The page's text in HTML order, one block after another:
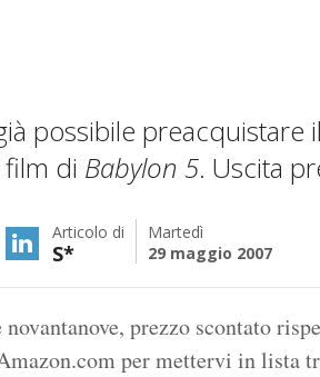
possibile preacquistare
di Babylon 5. Uscita
Articolo di
S*
Martedì
29 maggio 2007
prezzo scontato
per mettervi in lista